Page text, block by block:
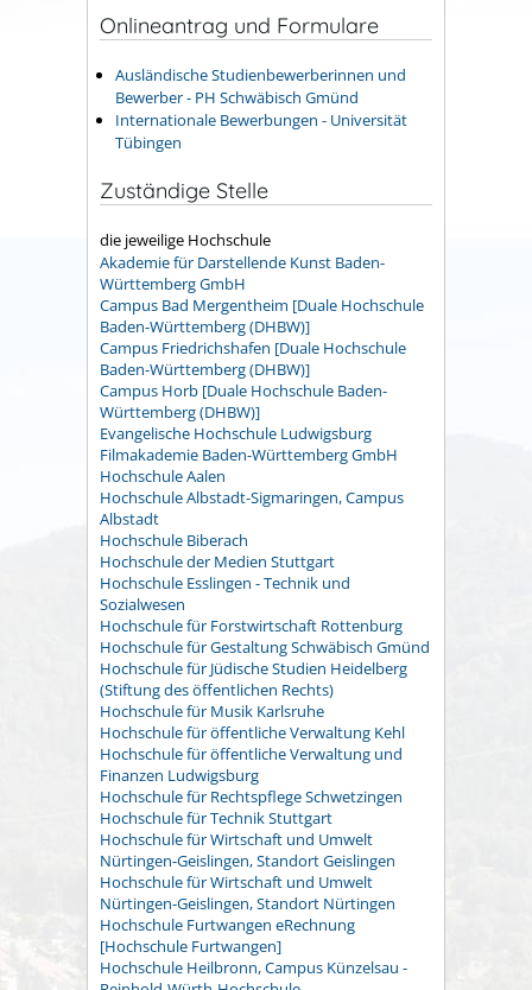
Onlineantrag und Formulare
Ausländische Studienbewerberinnen und
Bewerber - PH Schwäbisch Gmünd
Internationale Bewerbungen - Universität
Tübingen
Zuständige Stelle
die jeweilige Hochschule
Akademie für Darstellende Kunst Baden-
Württemberg GmbH
Campus Bad Mergentheim [Duale Hochschule
Baden-Württemberg (DHBW)]
Campus Friedrichshafen [Duale Hochschule
Baden-Württemberg (DHBW)]
Campus Horb [Duale Hochschule Baden-
Württemberg (DHBW)]
Evangelische Hochschule Ludwigsburg
Filmakademie Baden-Württemberg GmbH
Hochschule Aalen
Hochschule Albstadt-Sigmaringen, Campus
Albstadt
Hochschule Biberach
Hochschule der Medien Stuttgart
Hochschule Esslingen - Technik und
Sozialwesen
Hochschule für Forstwirtschaft Rottenburg
Hochschule für Gestaltung Schwäbisch Gmünd
Hochschule für Jüdische Studien Heidelberg
(Stiftung des öffentlichen Rechts)
Hochschule für Musik Karlsruhe
Hochschule für öffentliche Verwaltung Kehl
Hochschule für öffentliche Verwaltung und
Finanzen Ludwigsburg
Hochschule für Rechtspflege Schwetzingen
Hochschule für Technik Stuttgart
Hochschule für Wirtschaft und Umwelt
Nürtingen-Geislingen, Standort Geislingen
Hochschule für Wirtschaft und Umwelt
Nürtingen-Geislingen, Standort Nürtingen
Hochschule Furtwangen eRechnung
[Hochschule Furtwangen]
Hochschule Heilbronn, Campus Künzelsau -